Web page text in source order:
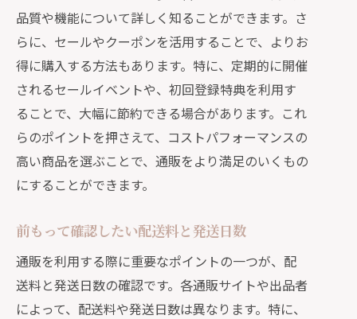
品質や機能について詳しく知ることができます。さ
らに、セールやクーポンを活用することで、よりお
得に購入する方法もあります。特に、定期的に開催
されるセールイベントや、初回登録特典を利用す
ることで、大幅に節約できる場合があります。これ
らのポイントを押さえて、コストパフォーマンスの
高い商品を選ぶことで、通販をより満足のいくもの
にすることができます。
前もって確認したい配送料と発送日数
通販を利用する際に重要なポイントの一つが、配
送料と発送日数の確認です。各通販サイトや出品者
によって、配送料や発送日数は異なります。特に、